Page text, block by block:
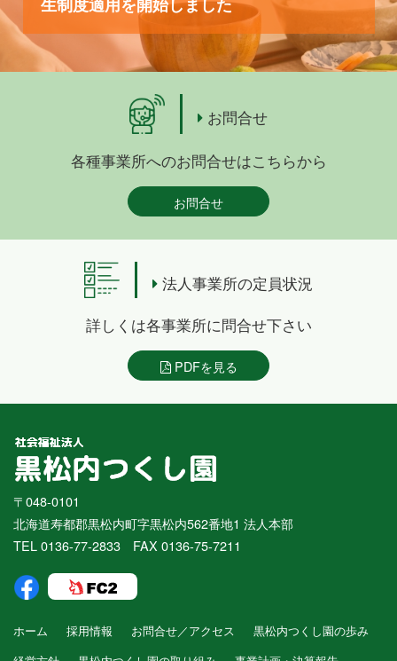
お問合せ
各種事業所へのお問合せはこちらから
お問合せ
法人事業所の定員状況
詳しくは各事業所に問合せ下さい
PDFを見る
〒048-0101
北海道寿都郡黒松内町字黒松内562番地1 法人本部
TEL 0136-77-2833 FAX 0136-75-7211
ホーム 採用情報 お問合せ／アクセス
黒松内つくし園の歩み